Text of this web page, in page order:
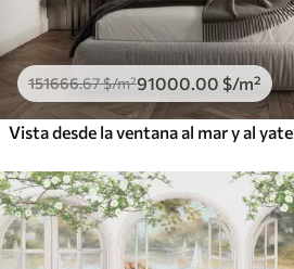
151666.67$/m²91000 .00 $/m²
Vista desde la ventana al mar y al yate